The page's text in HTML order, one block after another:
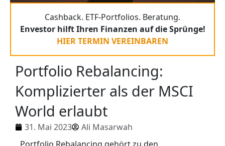
Cashback. ETF-Portfolios. Beratung.
Envestor hilft Ihren Finanzen auf die Sprünge!
HIER TERMIN VEREINBAREN
Portfolio Rebalancing:
Komplizierter als der MSCI
World erlaubt
31. Mai 2023
Ali Masarwah